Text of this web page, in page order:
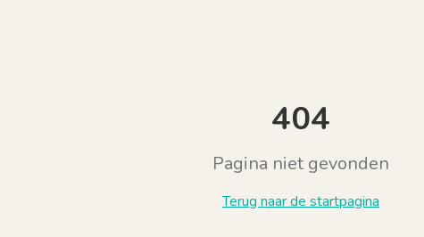
404
Pagina niet gevonden
Terug naar de startpagina